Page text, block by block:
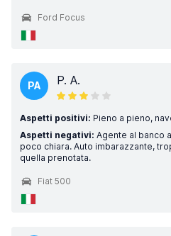
Ford Focus
PA P. A.
Aspetti positivi: Pieno a pieno,
Aspetti negativi: Agente al banco
poco chiara. Auto imbarazzante,
quella prenotata.
Fiat 500